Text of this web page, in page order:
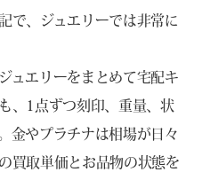
で、ジュエリーでは非常に
ュエリーをまとめて宅配キ
、1点ずつ刻印、重量、状
金やプラチナは相場が日々
買取単価とお品物の状態を